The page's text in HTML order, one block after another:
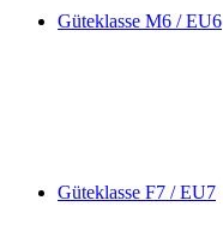
Güteklasse M6 / EU6
Güteklasse F7 / EU7